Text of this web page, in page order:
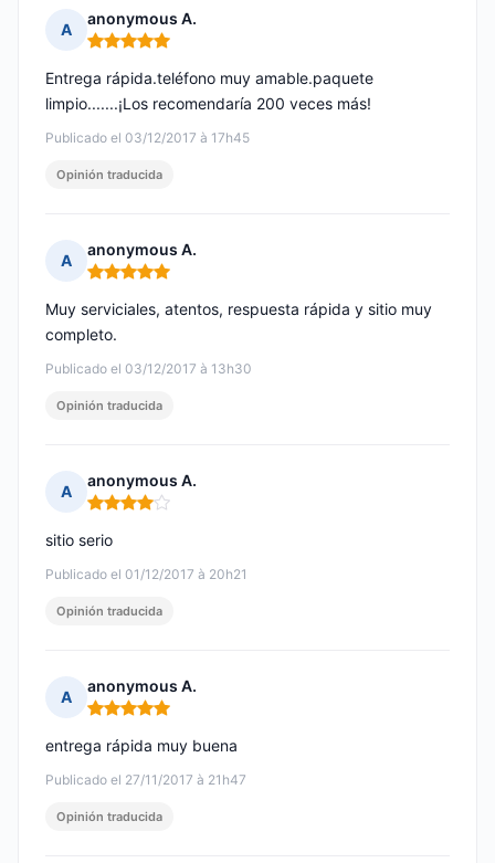
A
anonymous A.
Nota: 5 de 5
Publicado el 03/12/2017 à 17h45
Entrega rápida.teléfono muy amable.paquete
limpio.......¡Los recomendaría 200 veces más!
Opinión traducida
A
anonymous A.
Nota: 5 de 5
Publicado el 03/12/2017 à 13h30
Muy serviciales, atentos, respuesta rápida y sitio muy
completo.
Opinión traducida
A
anonymous A.
Nota: 4 de 5
Publicado el 01/12/2017 à 20h21
sitio serio
Opinión traducida
A
anonymous A.
Nota: 5 de 5
Publicado el 27/11/2017 à 21h47
entrega rápida muy buena
Opinión traducida